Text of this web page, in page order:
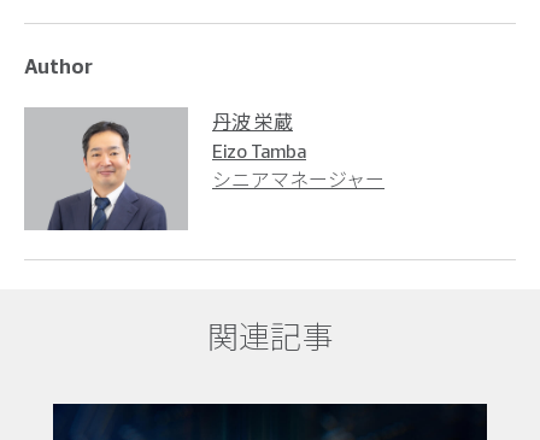
Author
丹波 栄蔵
Eizo Tamba
シニアマネージャー
関連記事